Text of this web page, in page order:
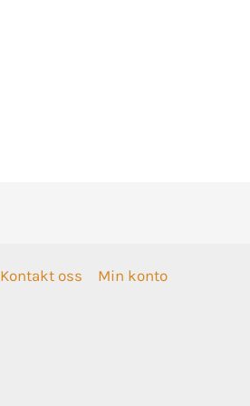
Kontakt oss Min konto